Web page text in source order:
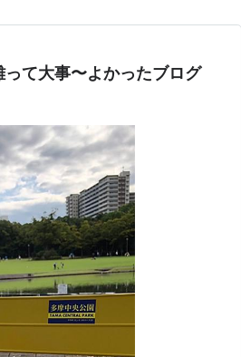
て大事〜よかったブログ